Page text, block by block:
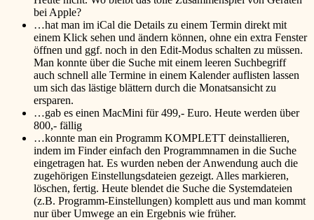
bei Apple?
…hat man im iCal die Details zu einem Termin direkt mit
einem Klick sehen und ändern können, ohne ein extra Fenster
öffnen und ggf. noch in den Edit-Modus schalten zu müssen.
Man konnte über die Suche mit einem leeren Suchbegriff
auch schnell alle Termine in einem Kalender auflisten lassen
um sich das lästige blättern durch die Monatsansicht zu
ersparen.
…gab es einen MacMini für 499,- Euro. Heute werden über
800,- fällig
…konnte man ein Programm KOMPLETT deinstallieren,
indem im Finder einfach den Programmnamen in die Suche
eingetragen hat. Es wurden neben der Anwendung auch die
zugehörigen Einstellungsdateien gezeigt. Alles markieren,
löschen, fertig. Heute blendet die Suche die Systemdateien
(z.B. Programm-Einstellungen) komplett aus und man kommt
nur über Umwege an ein Ergebnis wie früher.